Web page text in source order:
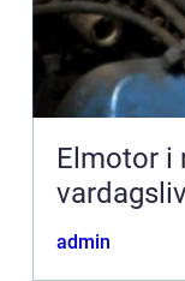
Elmotor i
vardagsliv
admin